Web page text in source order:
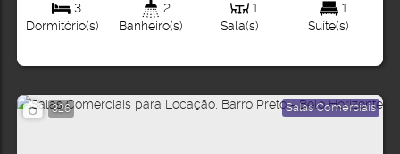
3
Dormitório(s)
2
Banheiro(s)
1
Sala(s)
1
Suíte(s)
326 Salas Comerciais